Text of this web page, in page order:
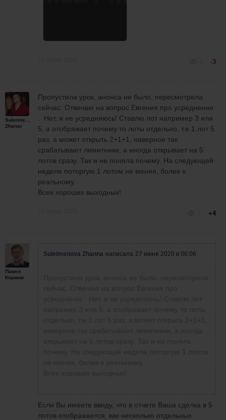
-3
Suleimenova
Zhanar
Пропустила урок, анонса не было, пересмотрела
сейчас. Отвечаю на вопрос Евгения про усреднение
: Нет, я не усредняюсь! Ставлю лот например 3 или
5, а отображает почему то лоты отдельно, т.е 1 лот 5
раз, а может открыть 2+1+1, наверное так
срабатывают лимитники, а иногда открывает на 5
лотов сразу. Так и не поняла почему. На следующей
неделе поторгую 1 лотом не меняя, более к
реальному.
Всех хороших выходных!
+4
Павел
Коржов
Suleimenova Zhanna написала 27 июня 2020 в 06:06
Если Вы имеете ввиду, что в отчете Ваша сделка в 5
лотов отображается, как несколько отдельных